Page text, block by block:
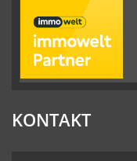
KONTAKT